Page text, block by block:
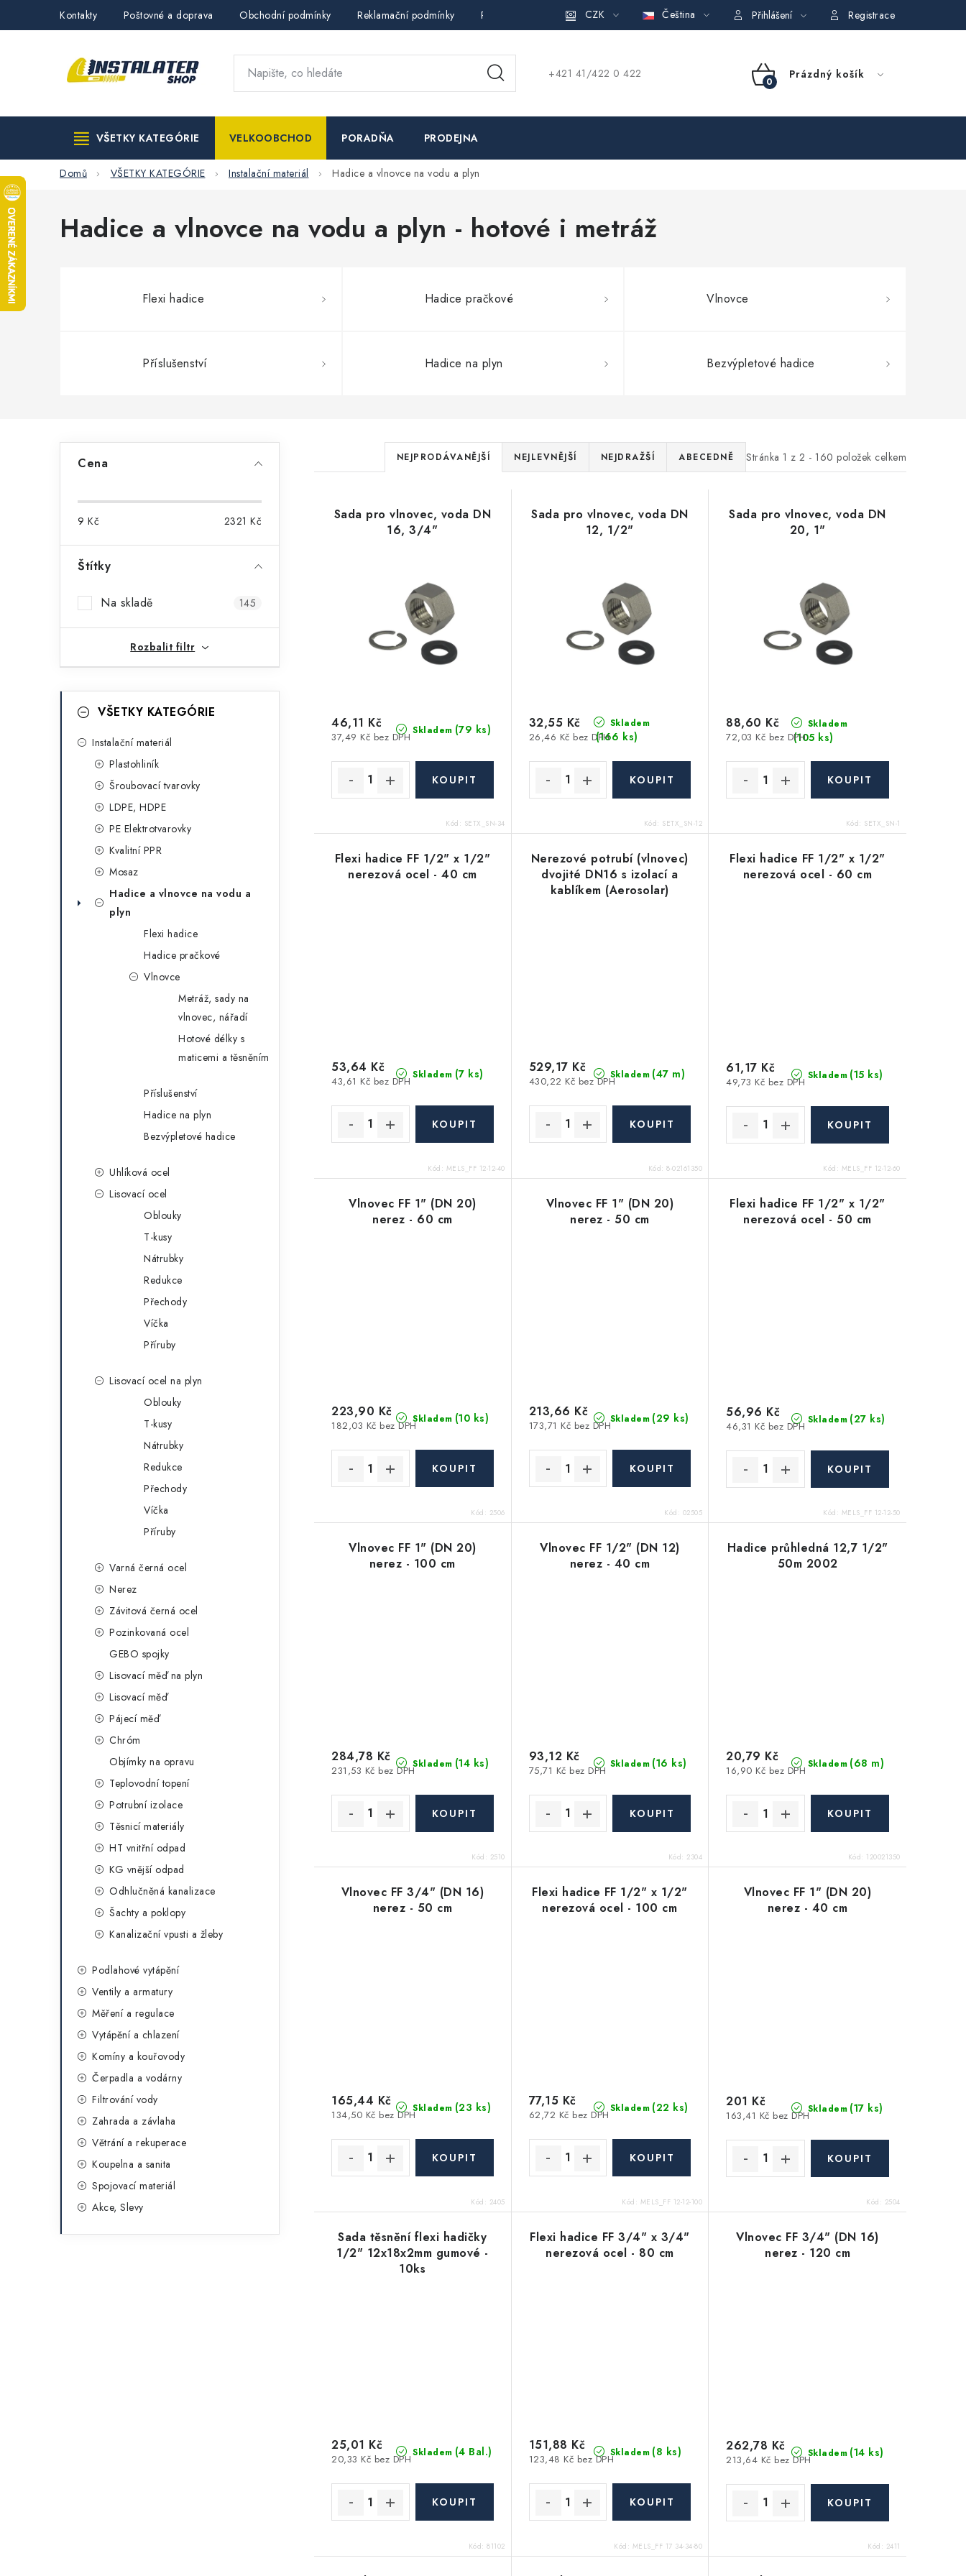
Kontakty Poštovné a doprava Obchodní podmínky Reklamační podmínky Pravidla ochrany osobních údajů (GDPR) Obchodní podmínky půjčovny nářadí Moje objednávka
CZK Čeština Přihlášení Registrace
+421 41/422 0 422
NÁKUPNÍ
Prázdný košík
VŠETKY KATEGÓRIE VELKOOBCHOD PORADŇA PRODEJNA
Domů VŠETKY KATEGÓRIE Instalační materiál Hadice a vlnovce na vodu a plyn
Hadice a vlnovce na vodu a plyn - hotové i metráž
Flexi hadice Hadice pračkové Vlnovce
Příslušenství Hadice na plyn Bezvýpletové hadice
t
n
í
p
Cena
9 Kč 2321 Kč
Štítky
Na skladě 145
Rozbalit filtr
kategorieVŠETKY KATEGÓRIE
Instalační materiál
Plastohliník
Šroubovací tvarovky
LDPE, HDPE
PE Elektrotvarovky
Kvalitní PPR
Mosaz
Hadice a vlnovce na vodu a
plyn
Flexi hadice
Hadice pračkové
Vlnovce
Metráž, sady na
vlnovec, nářadí
Hotové délky s
maticemi a těsněním
Příslušenství
Hadice na plyn
Bezvýpletové hadice
Uhlíková ocel
Lisovací ocel
Oblouky
T-kusy
Nátrubky
Redukce
Přechody
Víčka
Příruby
Lisovací ocel na plyn
Oblouky
T-kusy
Nátrubky
Redukce
Přechody
Víčka
Příruby
Varná černá ocel
Nerez
Závitová černá ocel
Pozinkovaná ocel
GEBO spojky
Lisovací měď na plyn
Lisovací měď
Pájecí měď
Chróm
Objímky na opravu
Teplovodní topení
Potrubní izolace
Těsnicí materiály
HT vnitřní odpad
KG vnější odpad
Odhlučněná kanalizace
Šachty a poklopy
Kanalizační vpusti a žleby
Podlahové vytápění
Ventily a armatury
Měření a regulace
Vytápění a chlazení
Komíny a kouřovody
Čerpadla a vodárny
Filtrování vody
Zahrada a závlaha
Větrání a rekuperace
Koupelna a sanita
Spojovací materiál
Akce, Slevy
Stránka 1 z 2 - 160 položek celkem
Ř
a
z
e
r
u
k
t
ů
NEJPRODÁVANĚJŠÍ NEJLEVNĚJŠÍ NEJDRAŽŠÍ ABECEDNĚ
ů
Sada pro vlnovec, voda DN
16, 3/4"
Skladem (79 ks)
37,49 Kč bez DPH
46,11 Kč
Kód: SETX_SN-34
Sada pro vlnovec, voda DN
12, 1/2"
Skladem
(166 ks)
26,46 Kč bez DPH
32,55 Kč
Kód: SETX_SN-12
Sada pro vlnovec, voda DN
20, 1"
Skladem
(105 ks)
72,03 Kč bez DPH
88,60 Kč
Kód: SETX_SN-1
Flexi hadice FF 1/2" x 1/2"
nerezová ocel - 40 cm
Skladem (7 ks)
43,61 Kč bez DPH
53,64 Kč
Kód: MELS_FF 12-12-40
Nerezové potrubí (vlnovec)
dvojité DN16 s izolací a
kablíkem (Aerosolar)
Skladem (47 m)
430,22 Kč bez DPH
529,17 Kč
Kód:8-02161350
Flexi hadice FF 1/2" x 1/2"
nerezová ocel - 60 cm
Skladem (15 ks)
49,73 Kč bez DPH
61,17 Kč
Kód: MELS_FF 12-12-60
Vlnovec FF 1" (DN 20)
nerez - 60 cm
Skladem (10 ks)
182,03 Kč bez DPH
223,90 Kč
Kód: 2506
Vlnovec FF 1" (DN 20)
nerez - 50 cm
Skladem (29 ks)
173,71 Kč bez DPH
213,66 Kč
Kód: 02505
Flexi hadice FF 1/2" x 1/2"
nerezová ocel - 50 cm
Skladem (27 ks)
46,31 Kč bez DPH
56,96 Kč
Kód: MELS_FF 12-12-50
Vlnovec FF 1" (DN 20)
nerez - 100 cm
Skladem (14 ks)
231,53 Kč bez DPH
284,78 Kč
Kód: 2510
Vlnovec FF 1/2" (DN 12)
nerez - 40 cm
Skladem (16 ks)
75,71 Kč bez DPH
93,12 Kč
Kód: 2304
Hadice průhledná 12,7 1/2"
50m 2002
Skladem (68 m)
16,90 Kč bez DPH
20,79 Kč
Kód: 120021350
Vlnovec FF 3/4" (DN 16)
nerez - 50 cm
Skladem (23 ks)
134,50 Kč bez DPH
165,44 Kč
Kód: 2405
Flexi hadice FF 1/2" x 1/2"
nerezová ocel - 100 cm
Skladem (22 ks)
62,72 Kč bez DPH
77,15 Kč
Kód: MELS_FF 12-12-100
Vlnovec FF 1" (DN 20)
nerez - 40 cm
Skladem (17 ks)
163,41 Kč bez DPH
201 Kč
Kód: 2504
Sada těsnění flexi hadičky
1/2" 12x18x2mm gumové -
10ks
Skladem (4 Bal.)
20,33 Kč bez DPH
25,01 Kč
Kód:81102
Flexi hadice FF 3/4" x 3/4"
nerezová ocel - 80 cm
Skladem (8 ks)
123,48 Kč bez DPH
151,88 Kč
Kód: MELS_FF 17 34-34-80
Vlnovec FF 3/4" (DN 16)
nerez - 120 cm
Skladem (14 ks)
213,64 Kč bez DPH
262,78 Kč
Kód: 2411